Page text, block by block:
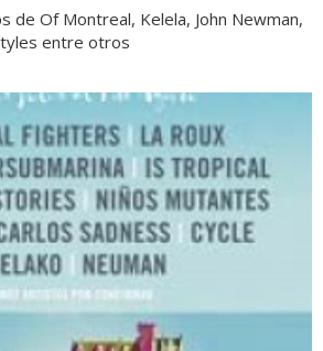
de Of Montreal, Kelela, John Newman,
entre otros